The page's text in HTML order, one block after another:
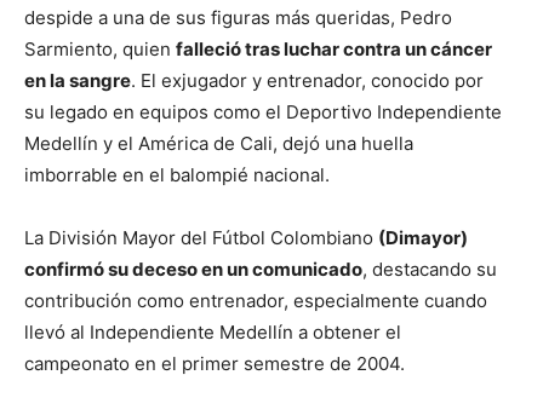
despide a una de sus figuras más queridas, Pedro
Sarmiento, quien falleció tras luchar contra un cáncer
en la sangre. El exjugador y entrenador, conocido por
su legado en equipos como el Deportivo Independiente
Medellín y el América de Cali, dejó una huella
imborrable en el balompié nacional.
La División Mayor del Fútbol Colombiano (Dimayor)
confirmó su deceso en un comunicado, destacando su
contribución como entrenador, especialmente cuando
llevó al Independiente Medellín a obtener el
campeonato en el primer semestre de 2004.